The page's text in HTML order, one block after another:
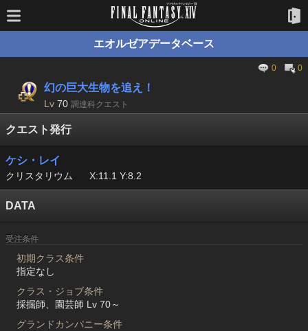
エオルゼアデータベース
0 0
幻の巨大生物を追え！
Lv 70 調達科クエスト
クエスト発行
ケシ・レイ
クリスタリウム X:11.1 Y:8.2
DATA
受注条件
初期クラス条件
指定なし
クラス・ジョブ条件
採掘師、園芸師 Lv 70～
グランドカンパニー条件